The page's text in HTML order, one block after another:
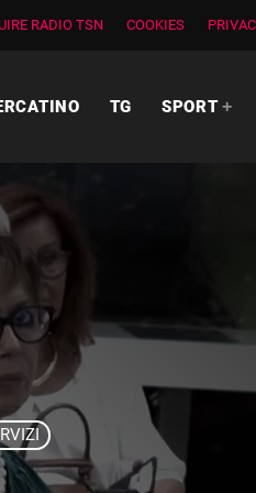
RADIO TSN COOKIES
TG SPORT